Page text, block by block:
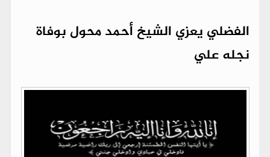
الفضلي يعزي الشيخ أحمد محول بوفاة
نجله علي